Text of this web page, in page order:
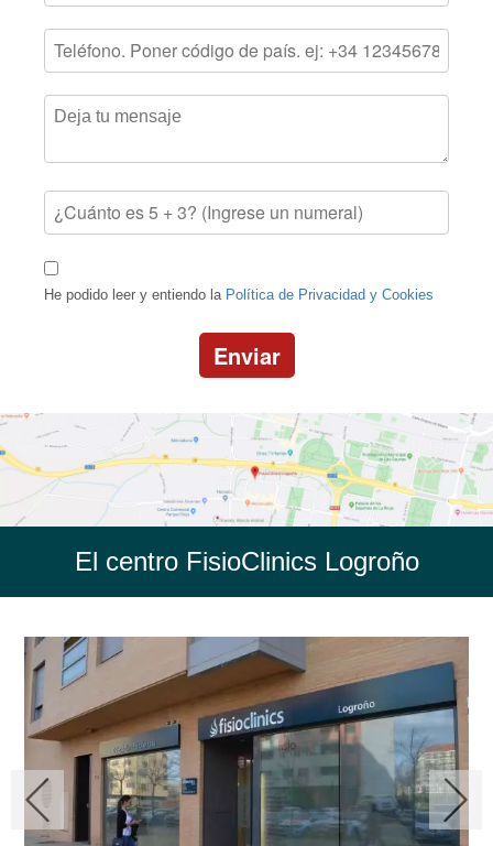
He podido leer y entiendo la Política de Privacidad y Cookies
Enviar
El centro FisioClinics Logroño